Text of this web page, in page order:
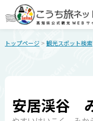
トップページ > 観光スポット検索
安居渓谷